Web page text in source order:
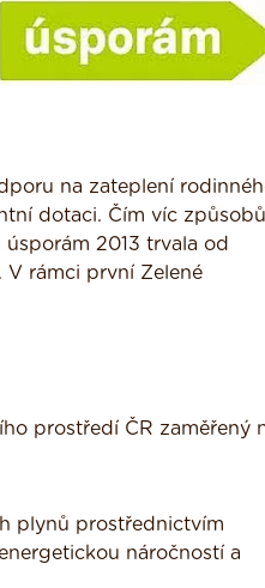
na zateplení
dotaci. Čím víc způsobů
2013 trvala od
V rámci první Zelené
prostředí ČR zaměřený
plynů prostřednictvím
náročností a